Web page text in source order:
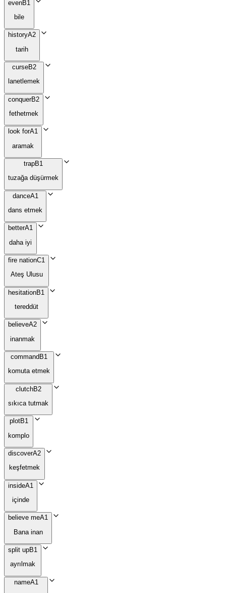
evenB1
bile
historyA2
tarih
curseB2
lanetlemek
conquerB2
fethetmek
look forA1
aramak
trapB1
tuzağa düşürmek
danceA1
dans etmek
betterA1
daha iyi
fire nationC1
Ateş Ulusu
hesitationB1
tereddüt
believeA2
inanmak
command B1
komuta etmek
clutchB2
sıkıca tutmak
plotB1
komplo
discoverA2
keşfetmek
insideA1
içinde
believe meA1
Bana inan
split upB1
ayrılmak
nameA1